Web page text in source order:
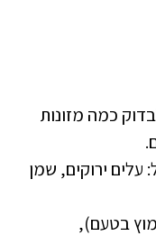
כמה מזונות
עלים ירוקים, שמן
בטעם),